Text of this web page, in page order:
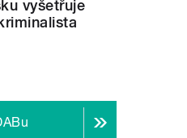
vyšetřuje